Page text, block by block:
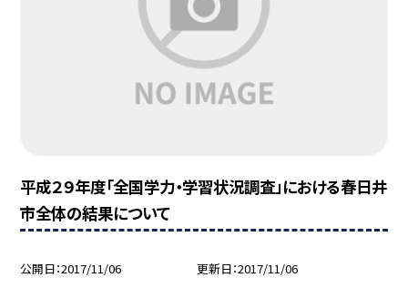
平成２９年度「全国学力・学習状況調査」における春日井
市全体の結果について
公開日 2017/11/06 更新日 2017/11/06